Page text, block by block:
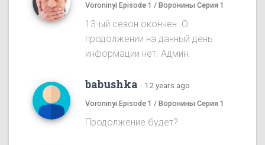
Voroninyi Episode 1 / Воронины Серия 1
13-ый сезон окончен. О
продолжении на данный день
информации нет. Админ.
babushka · 12 years ago
Voroninyi Episode 1 / Воронины Серия 1
Продолжение будет?